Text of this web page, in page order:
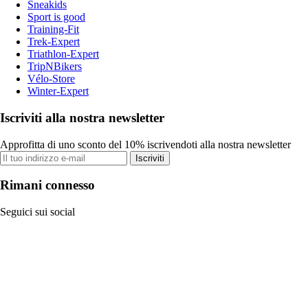
Sneakids
Sport is good
Training-Fit
Trek-Expert
Triathlon-Expert
TripNBikers
Vélo-Store
Winter-Expert
Iscriviti alla nostra newsletter
Approfitta di uno sconto del 10% iscrivendoti alla nostra newsletter
Iscriviti
Rimani connesso
Seguici sui social